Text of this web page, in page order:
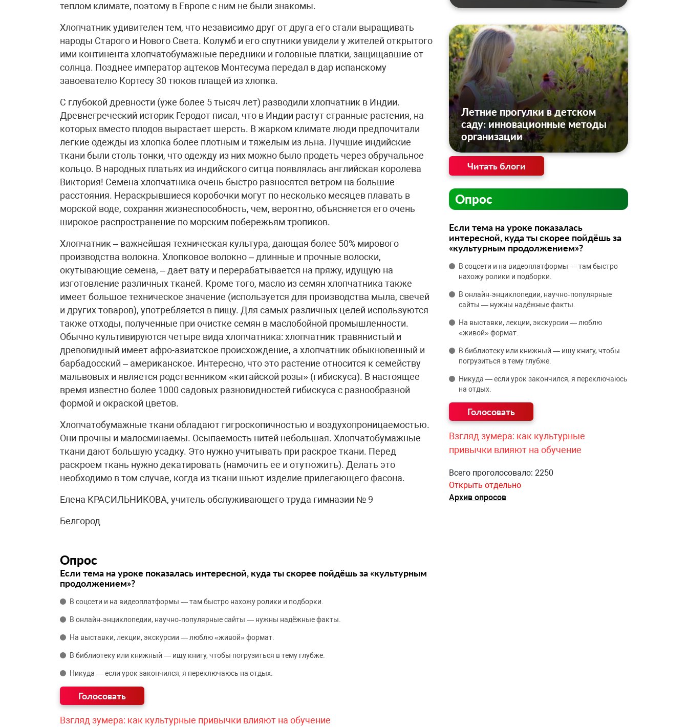
теплом климате, поэтому в Европе с ним не были знакомы.
Хлопчатник удивителен тем, что независимо друг от друга его стали выращивать
народы Старого и Нового Света. Колумб и его спутники увидели у жителей открытого
ими континента хлопчатобумажные передники и головные платки, защищавшие от
солнца. Позднее император ацтеков Монтесума передал в дар испанскому
завоевателю Кортесу 30 тюков плащей из хлопка.
С глубокой древности (уже более 5 тысяч лет) разводили хлопчатник в Индии.
Древнегреческий историк Геродот писал, что в Индии растут странные растения, на
которых вместо плодов вырастает шерсть. В жарком климате люди предпочитали
легкие одежды из хлопка более плотным и тяжелым из льна. Лучшие индийские
ткани были столь тонки, что одежду из них можно было продеть через обручальное
кольцо. В народных платьях из индийского ситца появлялась английская королева
Виктория! Семена хлопчатника очень быстро разносятся ветром на большие
расстояния. Нераскрывшиеся коробочки могут по несколько месяцев плавать в
морской воде, сохраняя жизнеспособность, чем, вероятно, объясняется его очень
широкое распространение по морским побережьям тропиков.
Хлопчатник – важнейшая техническая культура, дающая более 50% мирового
производства волокна. Хлопковое волокно – длинные и прочные волоски,
окутывающие семена, – дает вату и перерабатывается на пряжу, идущую на
изготовление различных тканей. Кроме того, масло из семян хлопчатника также
имеет большое техническое значение (используется для производства мыла, свечей
и других товаров), употребляется в пищу. Для самых различных целей используются
также отходы, полученные при очистке семян в маслобойной промышленности.
Обычно культивируются четыре вида хлопчатника: хлопчатник травянистый и
древовидный имеет афро-азиатское происхождение, а хлопчатник обыкновенный и
барбадосский – американское. Интересно, что это растение относится к семейству
мальвовых и является родственником «китайской розы» (гибискуса). В настоящее
время известно более 1000 садовых разновидностей гибискуса с разнообразной
формой и окраской цветов.
Хлопчатобумажные ткани обладают гигроскопичностью и воздухопроницаемостью.
Они прочны и малосминаемы. Осыпаемость нитей небольшая. Хлопчатобумажные
ткани дают большую усадку. Это нужно учитывать при раскрое ткани. Перед
раскроем ткань нужно декатировать (намочить ее и отутюжить). Делать это
необходимо в том случае, когда из ткани шьют изделие прилегающего фасона.
Елена КРАСИЛЬНИКОВА, учитель обслуживающего труда гимназии № 9
Белгород
Опрос
Если тема на уроке показалась интересной, куда ты скорее пойдёшь за «культурным
продолжением»?
В соцсети и на видеоплатформы — там быстро нахожу ролики и подборки.
В онлайн‑энциклопедии, научно‑популярные сайты — нужны надёжные факты.
На выставки, лекции, экскурсии — люблю «живой» формат.
В библиотеку или книжный — ищу книгу, чтобы погрузиться в тему глубже.
Никуда — если урок закончился, я переключаюсь на отдых.
Взгляд зумера: как культурные привычки влияют на обучение
Летние прогулки в детском
саду: инновационные методы
организации
Читать блоги
Опрос
Если тема на уроке показалась
интересной, куда ты скорее пойдёшь за
«культурным продолжением»?
В соцсети и на видеоплатформы — там быстро
нахожу ролики и подборки.
В онлайн‑энциклопедии, научно‑популярные
сайты — нужны надёжные факты.
На выставки, лекции, экскурсии — люблю
«живой» формат.
В библиотеку или книжный — ищу книгу, чтобы
погрузиться в тему глубже.
Никуда — если урок закончился, я переключаюсь
на отдых.
Взгляд зумера: как культурные
привычки влияют на обучение
Всего проголосовало: 2250
Открыть отдельно
Архив опросов